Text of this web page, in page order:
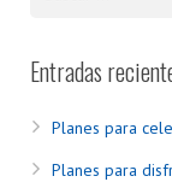
Entradas
Planes para
Planes para